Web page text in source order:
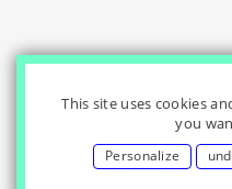
This site uses cookies
you
Personalize